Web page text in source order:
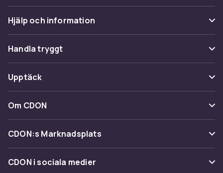
Hjälp och information
Vanliga frågor
Spåra paket
Ångra & Returnera här
Kundservice
Handla tryggt
Betalning
Leverans
Återkallelser
Upptäck
Kategorier
Varumärken
Shopit.se
Om CDON
Om oss
Kundrecensioner
CDON:s Marknadsplats
Sälj på CDON
CDON i sociala medier